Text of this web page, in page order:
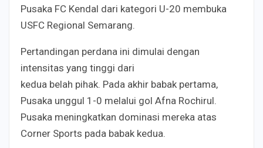
Pusaka FC Kendal dari kategori U-20 membuka
USFC Regional Semarang.
Pertandingan perdana ini dimulai dengan
intensitas yang tinggi dari
kedua belah pihak. Pada akhir babak pertama,
Pusaka unggul 1-0 melalui gol Afna Rochirul.
Pusaka meningkatkan dominasi mereka atas
Corner Sports pada babak kedua.